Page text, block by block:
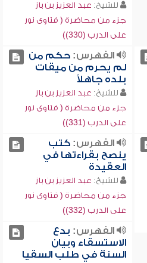
للشيخ: عبد العزيز بن باز
جزء من محاضرة ( فتاوى نور
على الدرب (330))
الفهرس:حكم من
لم يحرم من ميقات
بلده جاهلاً
للشيخ: عبد العزيز بن باز
جزء من محاضرة ( فتاوى نور
على الدرب (331))
الفهرس:كتب
ينصح بقراءتها في
العقيدة
للشيخ: عبد العزيز بن باز
جزء من محاضرة ( فتاوى نور
على الدرب (332))
الفهرس: بدع
الاستسقاء وبيان
السنة في طلب السقيا